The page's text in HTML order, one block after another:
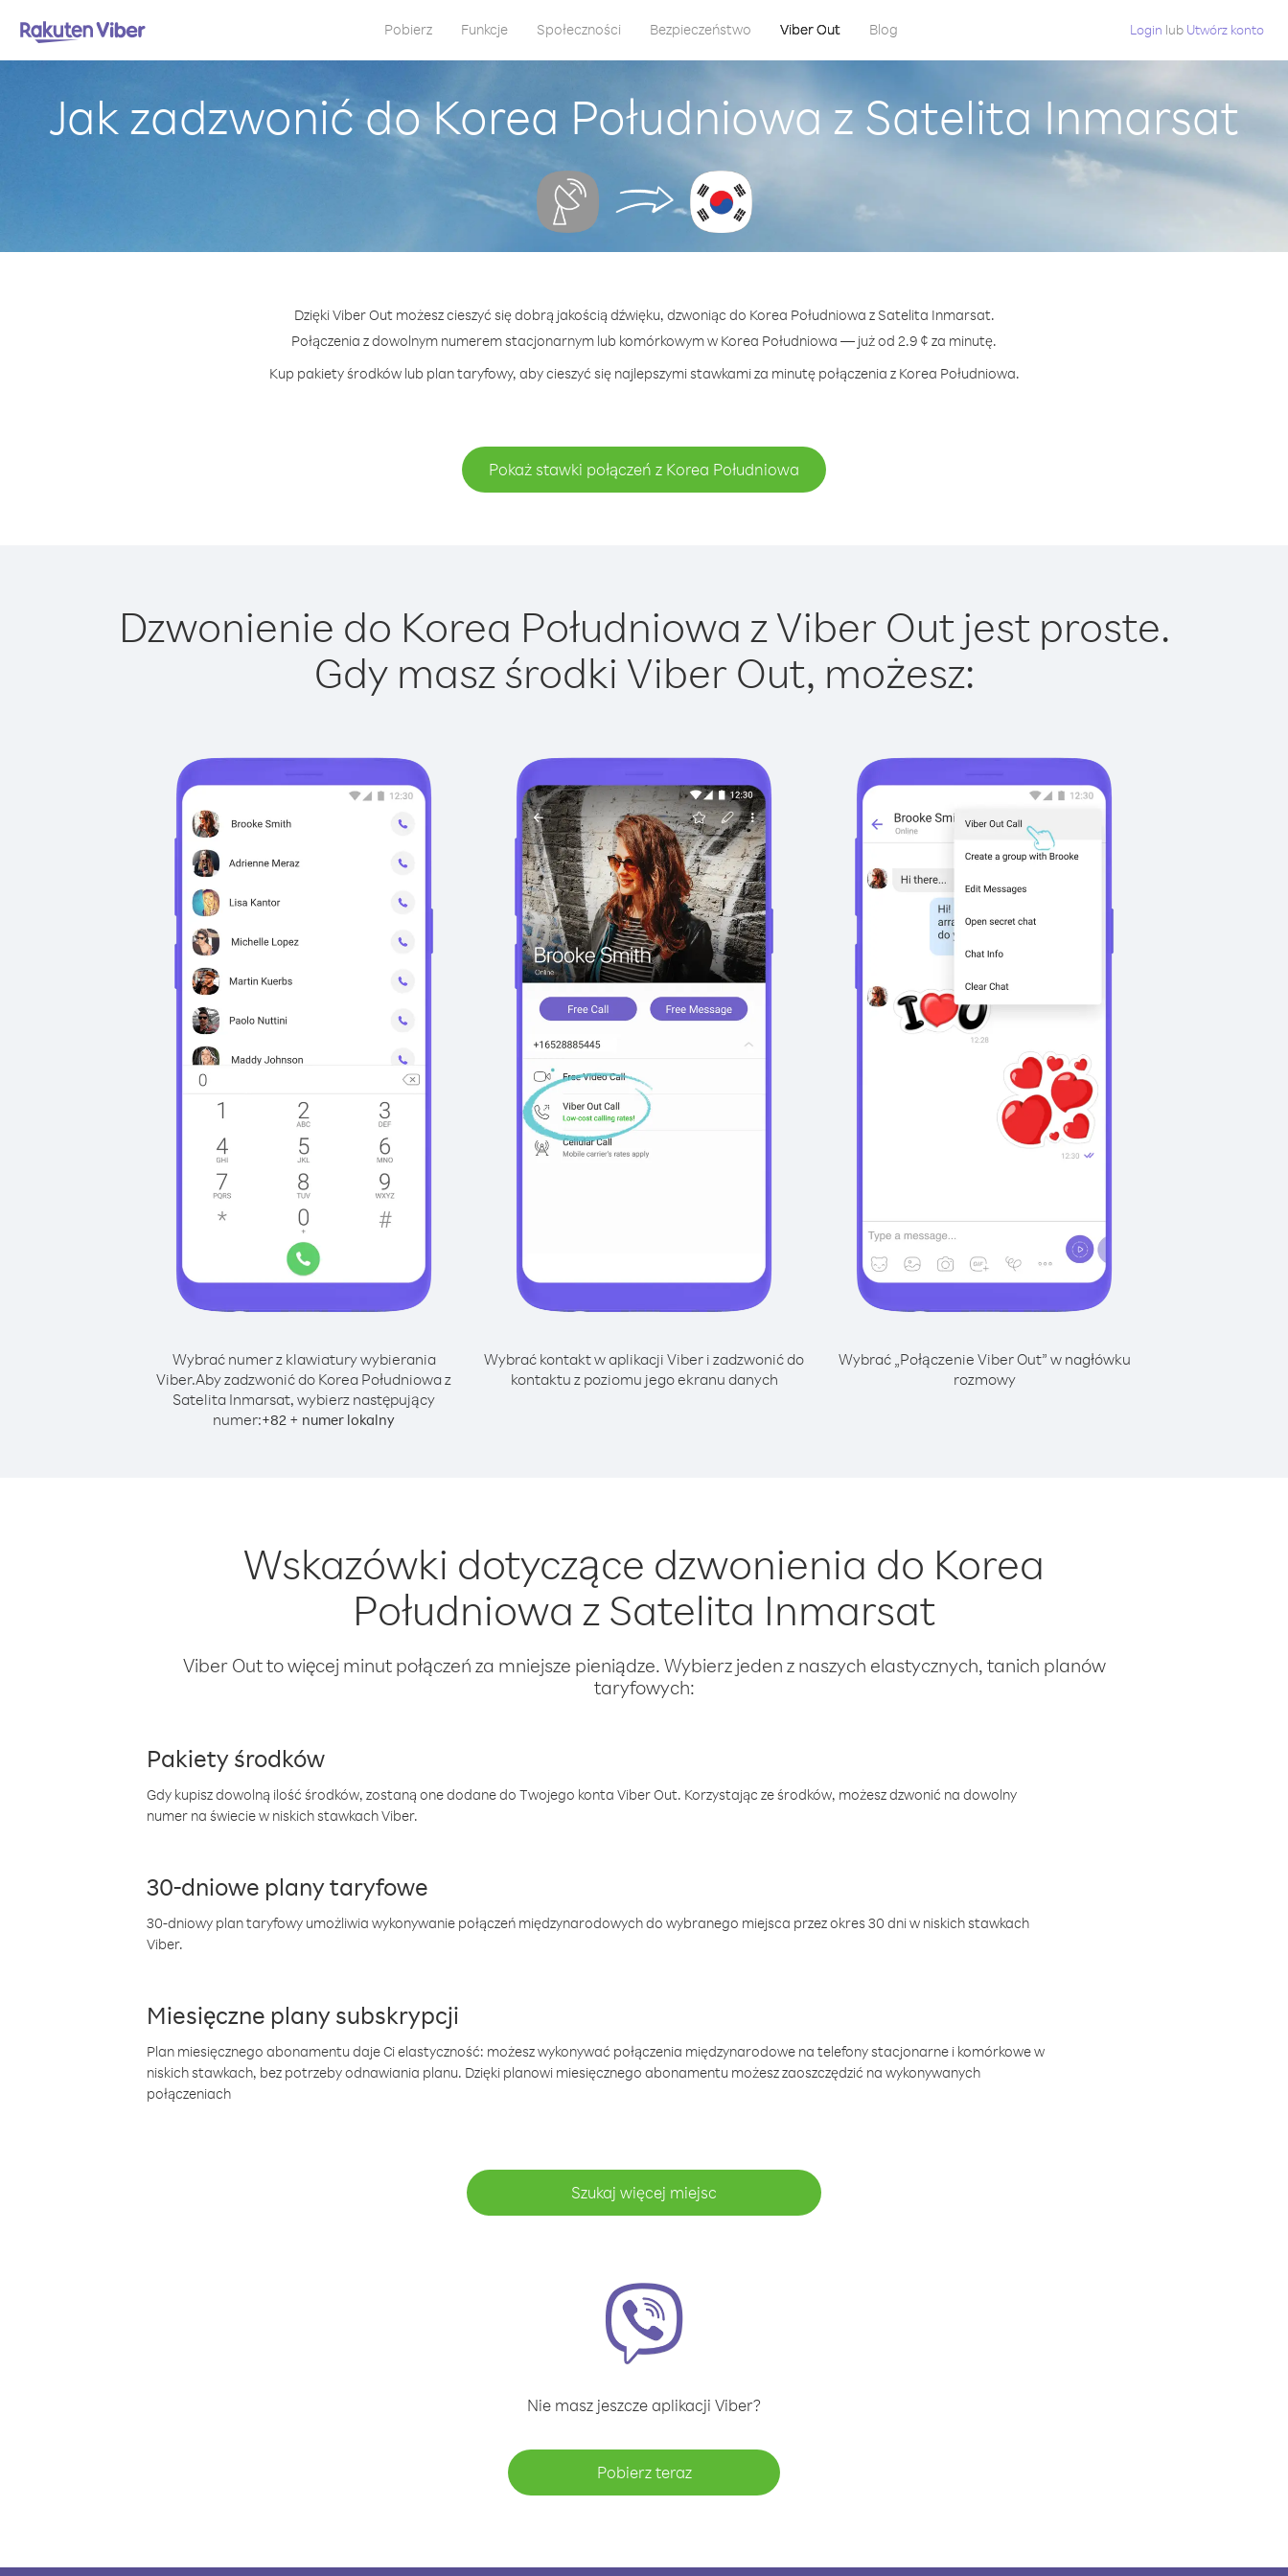
Pobierz Funkcje Społeczności Bezpieczeństwo Viber Out Blog Login lub Utwórz konto
Jak zadzwonić do Korea Południowa z Satelita Inmarsat
Dzięki Viber Out możesz cieszyć się dobrą jakością dźwięku, dzwoniąc do Korea Południowa z Satelita Inmarsat.
Połączenia z dowolnym numerem stacjonarnym lub komórkowym w Korea Południowa — już od 2.9 ¢ za minutę.
Kup pakiety środków lub plan taryfowy, aby cieszyć się najlepszymi stawkami za minutę połączenia z Korea Południowa.
Pokaż stawki połączeń z Korea Południowa
Dzwonienie do Korea Południowa z Viber Out jest proste.
Gdy masz środki Viber Out, możesz:
Wybrać numer z klawiatury wybierania
Viber.Aby zadzwonić do Korea Południowa z
Satelita Inmarsat, wybierz następujący
numer:+82 + numer lokalny
Wybrać kontakt w aplikacji Viber i zadzwonić do
kontaktu z poziomu jego ekranu danych
Wybrać „Połączenie Viber Out” w nagłówku
rozmowy
Wskazówki dotyczące dzwonienia do Korea
Południowa z Satelita Inmarsat
Viber Out to więcej minut połączeń za mniejsze pieniądze. Wybierz jeden z naszych elastycznych, tanich planów
taryfowych:
Pakiety środków
Gdy kupisz dowolną ilość środków, zostaną one dodane do Twojego konta Viber Out. Korzystając ze środków, możesz dzwonić na dowolny
numer na świecie w niskich stawkach Viber.
30-dniowe plany taryfowe
30-dniowy plan taryfowy umożliwia wykonywanie połączeń międzynarodowych do wybranego miejsca przez okres 30 dni w niskich stawkach
Viber.
Miesięczne plany subskrypcji
Plan miesięcznego abonamentu daje Ci elastyczność: możesz wykonywać połączenia międzynarodowe na telefony stacjonarne i komórkowe w
niskich stawkach, bez potrzeby odnawiania planu. Dzięki planowi miesięcznego abonamentu możesz zaoszczędzić na wykonywanych
połączeniach
Szukaj więcej miejsc
Nie masz jeszcze aplikacji Viber?
Pobierz teraz